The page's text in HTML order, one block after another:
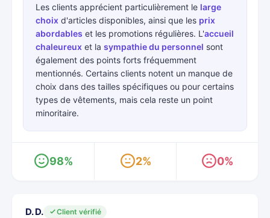
Les clients apprécient particulièrement le large
choix d'articles disponibles, ainsi que les prix
abordables et les promotions régulières. L'accueil
chaleureux et la sympathie du personnel sont
également des points forts fréquemment
mentionnés. Certains clients notent un manque de
choix dans des tailles spécifiques ou pour certains
types de vêtements, mais cela reste un point
minoritaire.
98% 2% 0%
D. D.
Client vérifié